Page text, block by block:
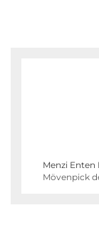
Menzi
Mövenpick